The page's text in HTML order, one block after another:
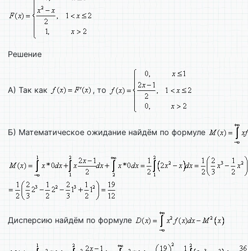
Решение
А) Так как , то
Б) Математическое ожидание найдём по формуле
Дисперсию найдём по формуле